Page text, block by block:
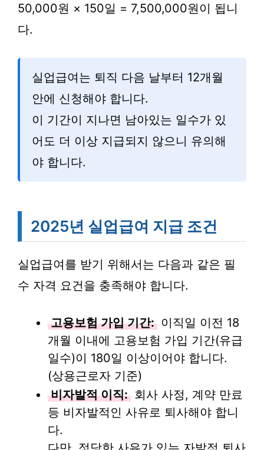
50,000원 × 150일 = 7,500,000원이 됩니
다.
실업급여는 퇴직 다음 날부터 12개월
안에 신청해야 합니다.
이 기간이 지나면 남아있는 일수가 있
어도 더 이상 지급되지 않으니 유의해
야 합니다.
2025년 실업급여 지급 조건
실업급여를 받기 위해서는 다음과 같은 필
수 자격 요건을 충족해야 합니다.
고용보험 가입 기간: 이직일 이전 18
개월 이내에 고용보험 가입 기간(유급
일수)이 180일 이상이어야 합니다.
(상용근로자 기준)
비자발적 이직: 회사 사정, 계약 만료
등 비자발적인 사유로 퇴사해야 합니
다.